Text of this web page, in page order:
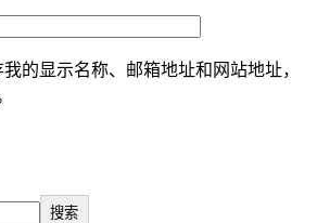
的显示名称、邮箱地址和网站地址，
搜索